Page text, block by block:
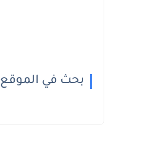
بحث في الموقع